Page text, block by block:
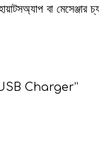
বা
Charger”